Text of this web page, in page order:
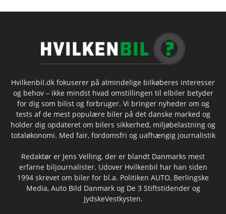
Hvilkenbil.dk fokuserer på almindelige bilkøberes interesser
og behov – ikke mindst hvad omstillingen til elbiler betyder
for dig som bilist og forbruger. Vi bringer nyheder om og
tests af de mest populære biler på det danske marked og
holder dig opdateret om bilers sikkerhed, miljøbelastning og
totaløkonomi. Med fair, fordomsfri og uafhængig journalistik
Redaktør er Jens Velling, der er blandt Danmarks mest
erfarne biljournalister. Udover Hvilkenbil har han siden
1994 skrevet om biler for bl.a. Politiken AUTO, Berlingske
Media, Auto Bild Danmark og De 3 Stiftstidender og
JydskeVestkysten.